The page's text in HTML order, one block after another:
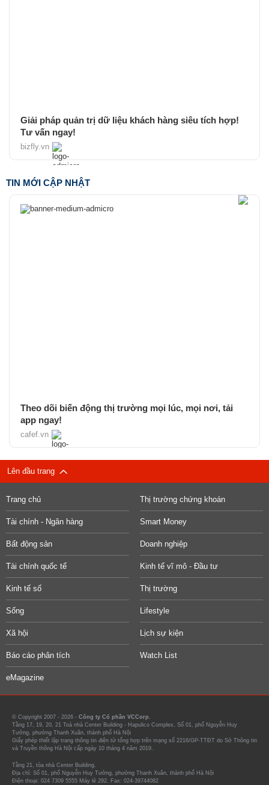
Giải pháp quản trị dữ liệu khách hàng siêu tích hợp!
Tư vấn ngay!
bizfly.vn
TIN MỚI CẬP NHẬT
Theo dõi biến động thị trường mọi lúc, mọi nơi, tải
app ngay!
cafef.vn
Lên đầu trang
Trang chủ Thị trường chứng khoán
Tài chính - Ngân hàng Smart Money
Bất động sản Doanh nghiệp
Tài chính quốc tế Kinh tế vĩ mô - Đầu tư
Kinh tế số Thị trường
Sống Lifestyle
Xã hội Lịch sự kiện
Báo cáo phân tích Watch List
eMagazine
© Copyright 2007 - 2026 - Công ty Cổ phần VCCorp.
Tầng 17, 19, 20, 21 Toà nhà Center Building - Hapulico Complex, Số 01, phố Nguyễn Huy
Tưởng, phường Thanh Xuân, thành phố Hà Nội
Giấy phép thiết lập trang thông tin điện tử tổng hợp trên mạng số 2216/GP-TTĐT do Sở Thông tin
và Truyền thông Hà Nội cấp ngày 10 tháng 4 năm 2019.
Tầng 21, tòa nhà Center Building.
Địa chỉ: Số 01, phố Nguyễn Huy Tưởng, phường Thanh Xuân, thành phố Hà Nội
Điện thoại: 024 7309 5555 Máy lẻ 292. Fax: 024-39744082